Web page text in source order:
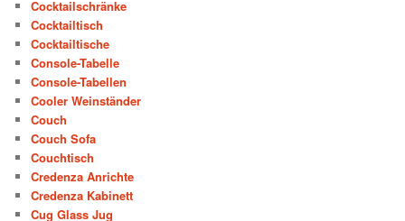
Cocktailschränke
Cocktailtisch
Cocktailtische
Console-Tabelle
Console-Tabellen
Cooler Weinständer
Couch
Couch Sofa
Couchtisch
Credenza Anrichte
Credenza Kabinett
Cug Glass Jug